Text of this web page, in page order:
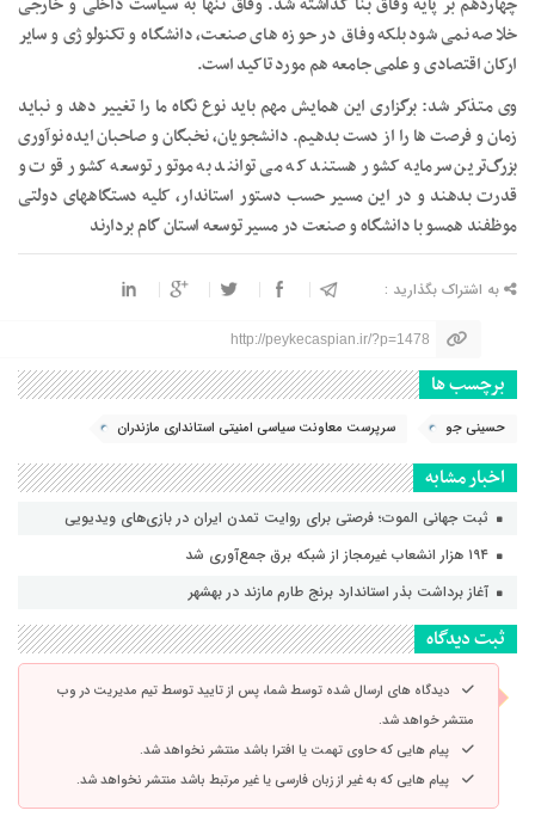
خلاصه نمی شود بلکه وفاق در حوزه های صنعت، دانشگاه و تکنولوژی و سایر
ارکان اقتصادی و علمی جامعه هم مورد تاکید است.
وی متذکر شد: برگزاری این همایش مهم باید نوع نگاه ما را تغییر دهد و نباید
زمان و فرصت ها را از دست بدهیم. دانشجویان، نخبگان و صاحبان ایده نوآوری
بزرگ‌ترین سرمایه کشور هستند که می توانند به موتور توسعه کشور قوت و
قدرت بدهند و در این مسیر حسب دستور استاندار، کلیه دستگاههای دولتی
موظفند همسو با دانشگاه و صنعت در مسیر توسعه استان گام بردارند
به اشتراک بگذارید :
http://peykecaspian.ir/?p=1478
برچسب ها
حسینی جو سرپرست معاونت سیاسی امنیتی استانداری مازندران
اخبار مشابه
ثبت جهانی الموت؛ فرصتی برای روایت تمدن ایران در بازی‌های ویدیویی
آغاز برداشت بذر استاندارد برنج طارم مازند در بهشهر
ثبت دیدگاه
دیدگاه های ارسال شده توسط شما، پس از تایید توسط تیم مدیریت در وب
منتشر خواهد شد.
پیام هایی که حاوی تهمت یا افترا باشد منتشر نخواهد شد.
پیام هایی که به غیر از زبان فارسی یا غیر مرتبط باشد منتشر نخواهد شد.